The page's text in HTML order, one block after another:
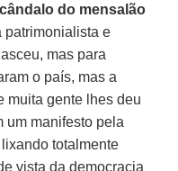
do mensalão
patrimonialista e
mas para
o país, mas a
muita gente lhes deu
um manifesto pela
totalmente
vista da democracia